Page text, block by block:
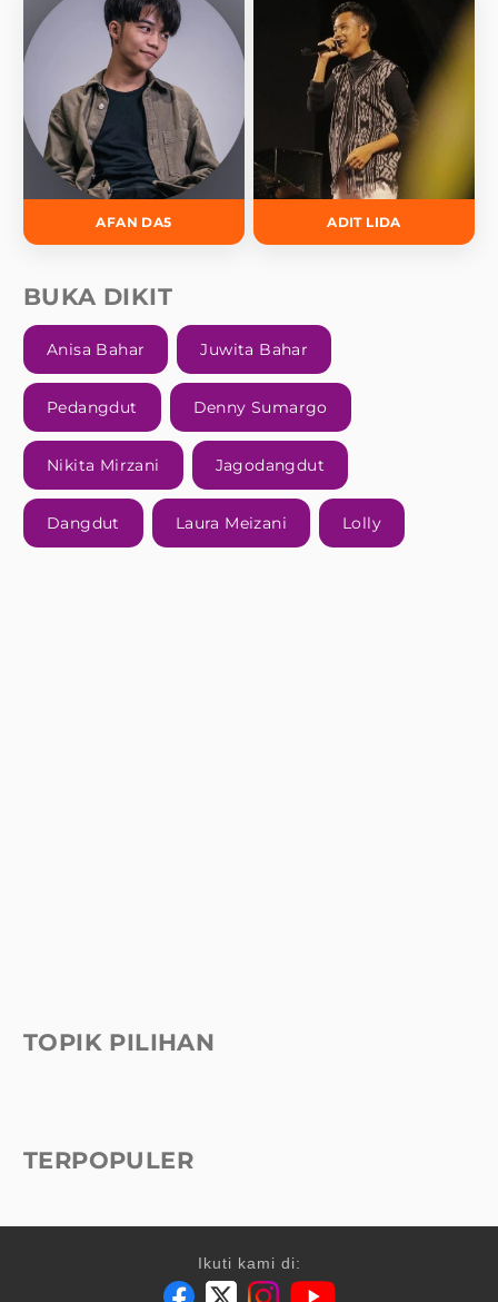
AFAN DA5 ADIT LIDA
BUKA DIKIT
Anisa Bahar Juwita Bahar
Pedangdut Denny Sumargo
Nikita Mirzani Jagodangdut
Dangdut Laura Meizani Lolly
TOPIK PILIHAN
TERPOPULER
Ikuti kami di: